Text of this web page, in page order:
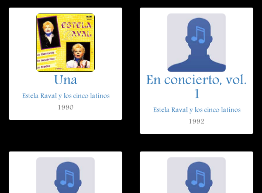
Una
Estela Raval y los cinco latinos
1990
En concierto, vol.
1
Estela Raval y los cinco latinos
1992